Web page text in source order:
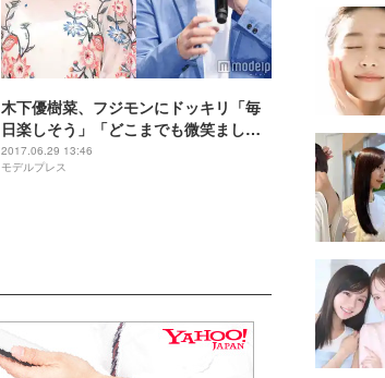
木下優樹菜、フジモンにドッキリ「毎
日楽しそう」「どこまでも微笑ましい
家族」反響集まる
2017.06.29 13:46
モデルプレス